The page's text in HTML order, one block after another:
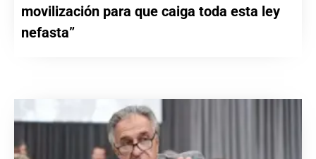
movilización para que caiga toda esta ley
nefasta”